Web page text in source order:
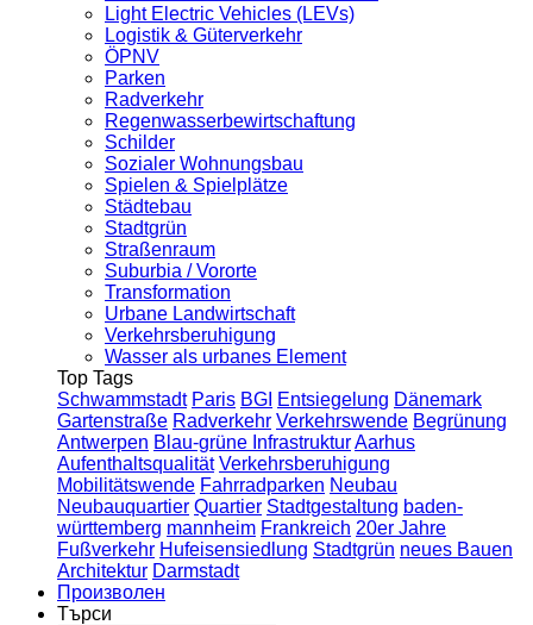
Light Electric Vehicles (LEVs)
Logistik & Güterverkehr
ÖPNV
Parken
Radverkehr
Regenwasserbewirtschaftung
Schilder
Sozialer Wohnungsbau
Spielen & Spielplätze
Städtebau
Stadtgrün
Straßenraum
Suburbia / Vororte
Transformation
Urbane Landwirtschaft
Verkehrsberuhigung
Wasser als urbanes Element
Top Tags
Schwammstadt Paris BGI Entsiegelung Dänemark
Gartenstraße Radverkehr Verkehrswende Begrünung
Antwerpen Blau-grüne InfrastrukturAarhus
Aufenthaltsqualität Verkehrsberuhigung
Mobilitätswende Fahrradparken Neubau
Neubauquartier Quartier Stadtgestaltung baden-
württemberg mannheim Frankreich 20er Jahre
Fußverkehr Hufeisensiedlung Stadtgrün neues Bauen
Architektur Darmstadt
Произволен
Търси